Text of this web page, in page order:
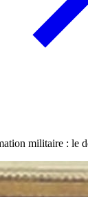
militaire : le